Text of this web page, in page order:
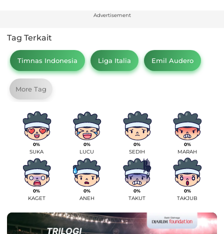
Advertisement
Tag Terkait
Timnas Indonesia Liga Italia Emil Audero
More Tag
0%
SUKA
0%
LUCU
0%
SEDIH
0%
MARAH
0%
KAGET
0%
ANEH
0%
TAKUT
0%
TAKJUB